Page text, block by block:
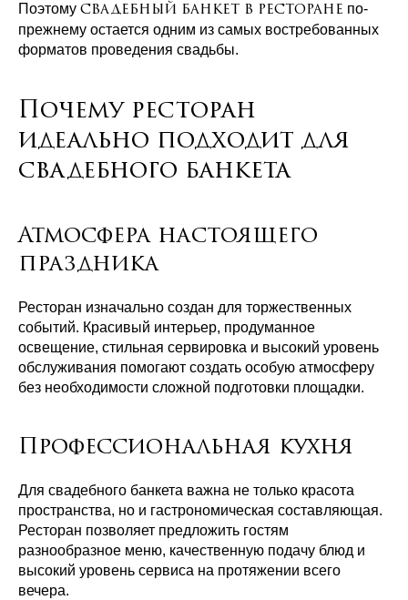
Поэтому свадебный банкет в ресторане по-
прежнему остается одним из самых востребованных
форматов проведения свадьбы.
Почему ресторан
идеально подходит для
свадебного банкета
Атмосфера настоящего
праздника
Ресторан изначально создан для торжественных
событий. Красивый интерьер, продуманное
освещение, стильная сервировка и высокий уровень
обслуживания помогают создать особую атмосферу
без необходимости сложной подготовки площадки.
Профессиональная кухня
Для свадебного банкета важна не только красота
пространства, но и гастрономическая составляющая.
Ресторан позволяет предложить гостям
разнообразное меню, качественную подачу блюд и
высокий уровень сервиса на протяжении всего
вечера.